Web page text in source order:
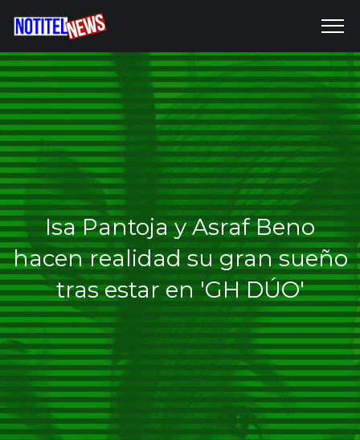
Isa Pantoja y Asraf Beno
hacen realidad su gran sueño
tras estar en 'GH DÚO'